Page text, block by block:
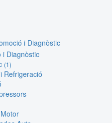
i Diagnòstic
i Diagnòstic
(1)
Refrigeració